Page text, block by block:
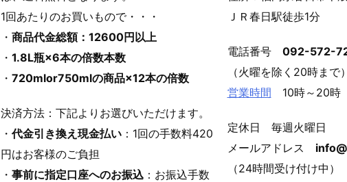
1回あたりのお買いもので・・・
・ 商品代金総額：12600円以上
・ 1.8L瓶×6本の倍数本数
・ 720mlor750mlの商品×12本の倍数
決済方法：下記よりお選びいただけます。
・ 代金引き換え現金払い ：1回の手数料420
円はお客様のご負担
・ 事前に指定口座へのお振込 ：お振込手数
ＪＲ春日駅徒歩1分
電話番号 092-572-
（火曜を除く20時まで）
営業時間 10時～20時
定休日 毎週火曜日
メールアドレス
（24時間受け付け中）